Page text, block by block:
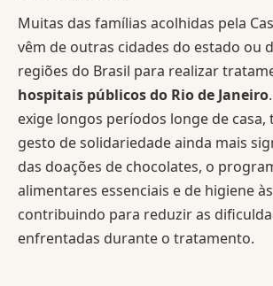
Muitas das famílias acolhidas pela
vêm de outras cidades do estado ou
regiões do Brasil para realizar
hospitais públicos do Rio de Janeiro
exige longos períodos longe de casa,
gesto de solidariedade ainda mais
das doações de chocolates, o
alimentares essenciais e de higiene
contribuindo para reduzir as
enfrentadas durante o tratamento.